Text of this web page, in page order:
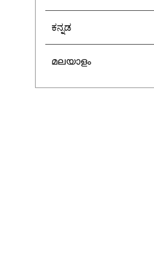
ಕನ್ನಡ
മലയാളം